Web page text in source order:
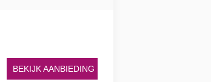
BEKIJK AANBIEDING